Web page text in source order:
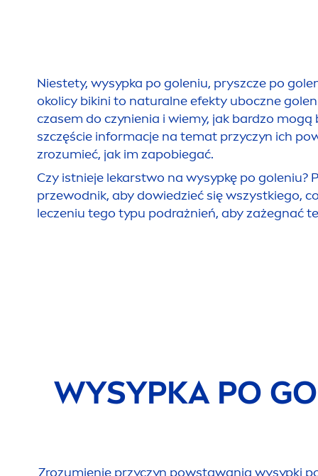
Niestety, wysypka po goleniu, pryszcze po
okolicy bikini to naturalne efekty uboczne
czasem do czynienia i wiemy, jak bardzo mogą
szczęście informacje na temat przyczyn ich
zrozumieć, jak im zapobiegać.
Czy istnieje lekarstwo na wysypkę po goleniu?
przewodnik, aby dowiedzieć się wszystkiego,
leczeniu tego typu podrażnień, aby zażegnać
WYSYPKA PO
Zrozumienie przyczyn powstawania wysypki